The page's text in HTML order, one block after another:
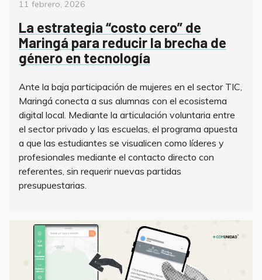
11 febrero, 2026
La estrategia “costo cero” de
Maringá para reducir la brecha de
género en tecnología
Ante la baja participación de mujeres en el sector TIC,
Maringá conecta a sus alumnas con el ecosistema
digital local. Mediante la articulación voluntaria entre
el sector privado y las escuelas, el programa apuesta
a que las estudiantes se visualicen como líderes y
profesionales mediante el contacto directo con
referentes, sin requerir nuevas partidas
presupuestarias.